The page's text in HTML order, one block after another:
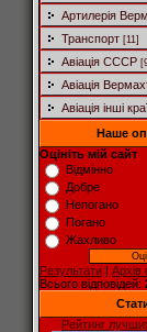
Артилерія
Транспорт [11]
Авіація СССР
Авіація
Авіація інші
Наше
Оцініть мій сайт
Відмінно
Добре
Непогано
Погано
Жахливо
Результати | Архів
Всього відповідей:
Рейтинг